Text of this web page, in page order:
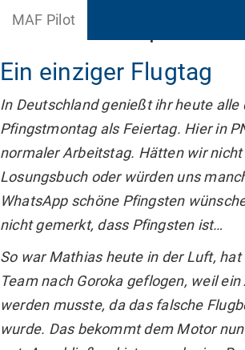
MAF Pilot
Naturkatastrophe
Ein einziger Flugtag
In Deutschland genießt ihr heute alle
Pfingstmontag als Feiertag. Hier in
normaler Arbeitstag. Hätten wir
Losungsbuch oder würden uns
WhatsApp schöne Pfingsten
nicht gemerkt, dass Pfingsten ist…
So war Mathias heute in der Luft,
Team nach Goroka geflogen, weil
werden musste, da das falsche
wurde. Das bekommt dem Motor